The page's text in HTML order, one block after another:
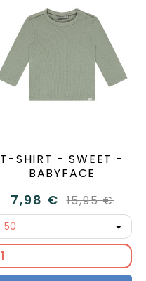
T-SHIRT - SWEET -
BABYFACE
7,98 € 15,95 €